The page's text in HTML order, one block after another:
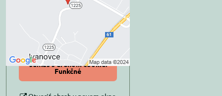
Prajete si načítať externý obsah?
Povoliť tentokrát
Povoliť a zapamätať -
súhlas s druhom cookie:
Funkčné